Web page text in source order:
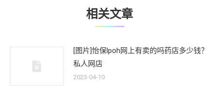
相关文章
[图片]怡保lpoh网上有卖的吗药店多少钱？
私人网店
2023-04-10